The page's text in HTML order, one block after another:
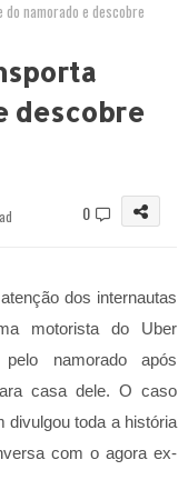
namorado e descobre
descobre
0
dos internautas
motorista do Uber
namorado após
casa dele. O caso
divulgou toda a história
com o agora ex-